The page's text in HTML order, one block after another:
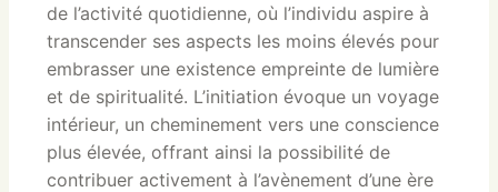
de l’activité quotidienne, où l’individu aspire à
transcender ses aspects les moins élevés pour
embrasser une existence empreinte de lumière
et de spiritualité. L’initiation évoque un voyage
intérieur, un cheminement vers une conscience
plus élevée, offrant ainsi la possibilité de
contribuer activement à l’avènement d’une ère